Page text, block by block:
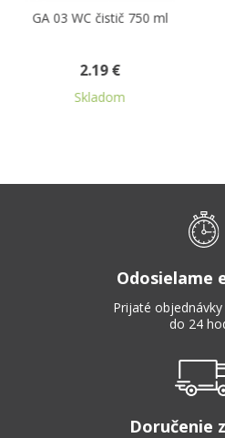
GA 03 WC čistič 750 ml
2.19 €
Skladom
Odosielame
Prijaté
do 24
Doručenie